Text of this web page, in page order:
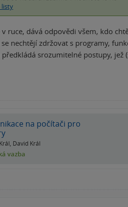
listy
ruce, dává odpovědi všem, kdo
nechtějí zdržovat s programy,
srozumitelné postupy, jež
na počítači pro
David Král
vazba